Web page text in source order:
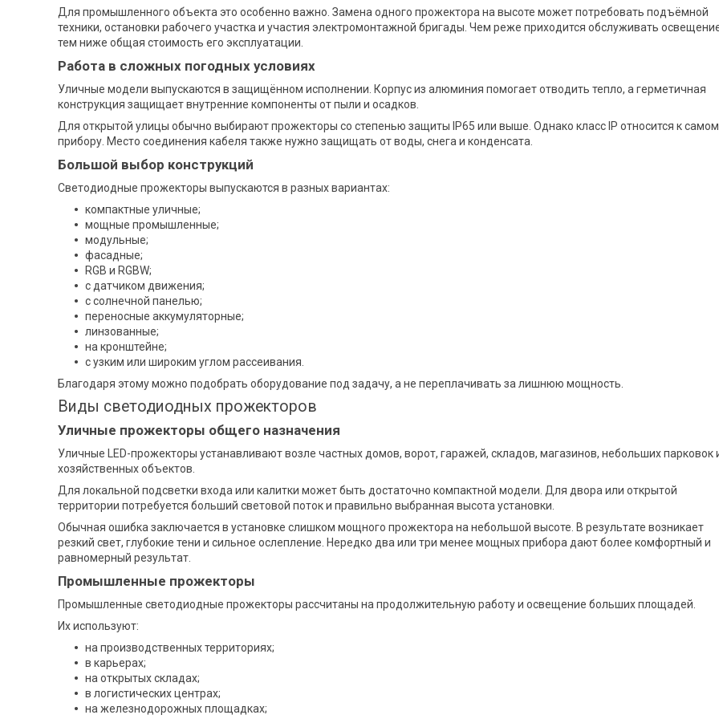
Для промышленного объекта это особенно важно. Замена одного прожектора на высоте может потребовать подъёмной
техники, остановки рабочего участка и участия электромонтажной бригады. Чем реже приходится обслуживать
тем ниже общая стоимость его эксплуатации.
Работа в сложных погодных условиях
Уличные модели выпускаются в защищённом исполнении. Корпус из алюминия помогает отводить тепло, а герметичная
конструкция защищает внутренние компоненты от пыли и осадков.
Для открытой улицы обычно выбирают прожекторы со степенью защиты IP65 или выше. Однако класс IP относится к
прибору. Место соединения кабеля также нужно защищать от воды, снега и конденсата.
Большой выбор конструкций
Светодиодные прожекторы выпускаются в разных вариантах:
компактные уличные;
мощные промышленные;
модульные;
фасадные;
RGB и RGBW;
с датчиком движения;
с солнечной панелью;
переносные аккумуляторные;
линзованные;
на кронштейне;
с узким или широким углом рассеивания.
Благодаря этому можно подобрать оборудование под задачу, а не переплачивать за лишнюю мощность.
Виды светодиодных прожекторов
Уличные прожекторы общего назначения
Уличные LED-прожекторы устанавливают возле частных домов, ворот, гаражей, складов, магазинов, небольших парковок
хозяйственных объектов.
Для локальной подсветки входа или калитки может быть достаточно компактной модели. Для двора или открытой
территории потребуется больший световой поток и правильно выбранная высота установки.
Обычная ошибка заключается в установке слишком мощного прожектора на небольшой высоте. В результате возникает
резкий свет, глубокие тени и сильное ослепление. Нередко два или три менее мощных прибора дают более комфортный и
равномерный результат.
Промышленные прожекторы
Промышленные светодиодные прожекторы рассчитаны на продолжительную работу и освещение больших площадей.
Их используют:
на производственных территориях;
в карьерах;
на открытых складах;
в логистических центрах;
на железнодорожных площадках;